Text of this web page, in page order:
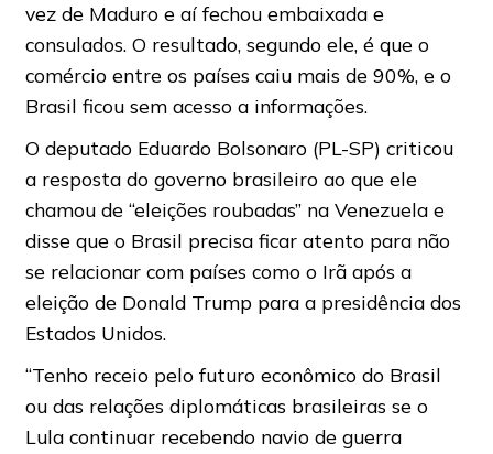
vez de Maduro e aí fechou embaixada e
consulados. O resultado, segundo ele, é que o
comércio entre os países caiu mais de 90%, e o
Brasil ficou sem acesso a informações.
O deputado Eduardo Bolsonaro (PL-SP) criticou
a resposta do governo brasileiro ao que ele
chamou de “eleições roubadas” na Venezuela e
disse que o Brasil precisa ficar atento para não
se relacionar com países como o Irã após a
eleição de Donald Trump para a presidência dos
Estados Unidos.
“Tenho receio pelo futuro econômico do Brasil
ou das relações diplomáticas brasileiras se o
Lula continuar recebendo navio de guerra